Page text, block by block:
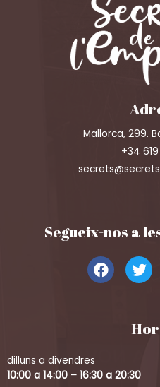
Mallorca, 299.
+34 619
Segueix-nos a
dilluns a divendres
10:00 a 14:00 – 16:30 a 20:30